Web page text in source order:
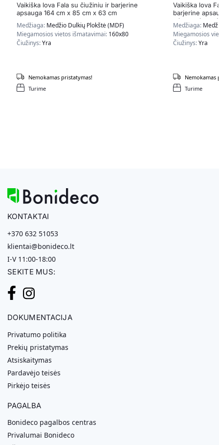
Vaikiška lova Fala su čiužiniu ir barjerine
apsauga 164 cm x 85 cm x 63 cm
Medžiaga: Medžio Dulkių Plokštė (MDF)
Miegamosios vietos išmatavimai: 160x80
Čiužinys:Yra
Turime
Nemokamas pristatymas!
Vaikiška lova
barjerine
miega princesė
Medžiaga:
Miegamosios
Čiužinys:Yra
Turime
Nemokamas
KONTAKTAI
+370 632 51053
klientai@bonideco.lt
I-V 11:00-18:00
SEKITE MUS:
DOKUMENTACIJA
Privatumo politika
Prekių pristatymas
Atsiskaitymas
Pardavėjo teisės
Pirkėjo teisės
PAGALBA
Bonideco pagalbos centras
Privalumai Bonideco